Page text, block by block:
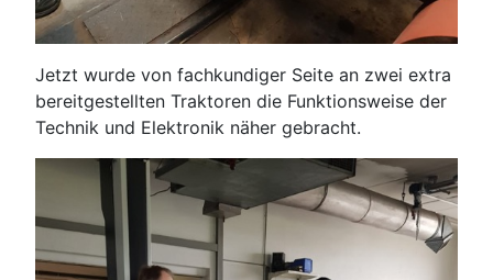
Jetzt wurde von fachkundiger Seite an zwei extra
bereitgestellten Traktoren die Funktionsweise der
Technik und Elektronik näher gebracht.